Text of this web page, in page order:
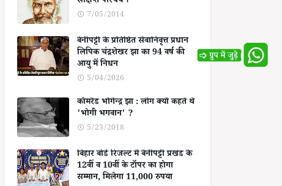
7/05/2014
बेनीपट्टी के प्रतिष्ठित सेवानिवृत्त प्रधान
लिपिक चंद्रशेखर झा का 94 वर्ष की
आयु में निधन
5/04/2026
कॉमरेड भोगेन्द्र झा : लोग क्यों कहते थे
'भोगी भगवान' ?
5/23/2018
बिहार बोर्ड रिजल्ट में बेनीपट्टी प्रखंड के
12वीं व 10वीं के टॉपर का होगा
सम्मान, मिलेगा 11,000 रुपया